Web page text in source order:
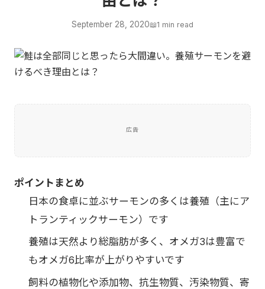
September 28, 2020📖1 min read
広告
ポイントまとめ
日本の食卓に並ぶサーモンの多くは養殖（主にア
トランティックサーモン）です
養殖は天然より総脂肪が多く、オメガ3は豊富で
もオメガ6比率が上がりやすいです
飼料の植物化や添加物、抗生物質、汚染物質、寄